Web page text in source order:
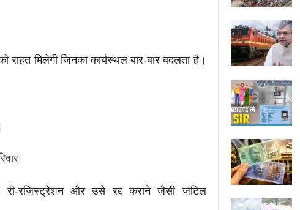
मिलेगी जिनका कार्यस्थल बार-बार बदलता है।
री-रजिस्ट्रेशन और उसे रद्द कराने जैसी जटिल